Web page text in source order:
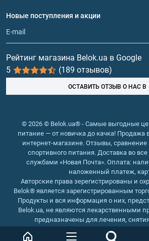
Обмен и возврат
Протеин
Гейнеры
Витамины и минералы
Рыбий жир, жирные кислоты
Новые поступления и акции
Рейтинг магазина Belok.ua в Google
5
(189 отзывов)
ОСТАВИТЬ ОТЗЫВ О НАС В
© 2026 © Belok.ua® - Самые выгодные
питание — от новичка до качка! Продажа
интернет-магазине. Отзывы,
спортивного питания. Доставка во
службами «Новая Почта». Оплата:
наложенный платеж,
Авторские права зерегистрированы и
Belok® является зарегистрированным
Продукты и вся информация о них,
Belok.ua, не являются лекарственными
предназначены для лечения,
предотвращения
Интернет магазин Belok.ua
››Интернет